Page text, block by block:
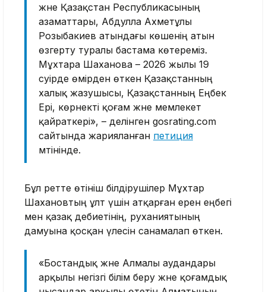
және Қазақстан Республикасының
азаматтары, Абдулла Ахметұлы
Розыбакиев атындағы көшенің атын
өзгерту туралы бастама көтереміз.
Мұхтара Шаханова – 2026 жылы 19
сәуірде өмірден өткен Қазақстанның
халық жазушысы, Қазақстанның Еңбек
Ері, көрнекті қоғам және мемлекет
қайраткері», – делінген gosrating.com
сайтында жарияланған петиция
мәтінінде.
Бұл ретте өтініш білдірушілер Мұхтар
Шахановтың ұлт үшін атқарған ерен еңбегі
мен қазақ әдебиетінің, руханиятының
дамуына қосқан үлесін санамалап өткен.
«Бостандық және Алмалы аудандары
арқылы негізгі білім беру және қоғамдық